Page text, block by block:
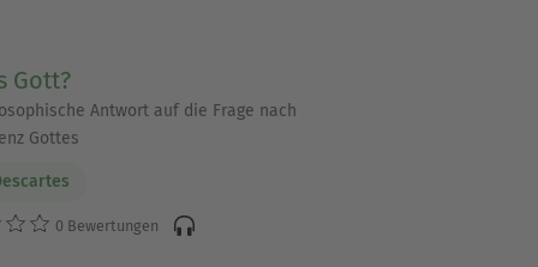
Gott?
Antwort auf die Frage nach
Gottes
0 Bewertungen